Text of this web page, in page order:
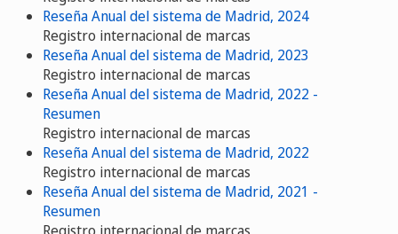
Reseña Anual del sistema de Madrid, 2024
Registro internacional de marcas
Reseña Anual del sistema de Madrid, 2023
Registro internacional de marcas
Reseña Anual del sistema de Madrid, 2022 -
Resumen
Registro internacional de marcas
Reseña Anual del sistema de Madrid, 2022
Registro internacional de marcas
Reseña Anual del sistema de Madrid, 2021 -
Resumen
Registro internacional de marcas